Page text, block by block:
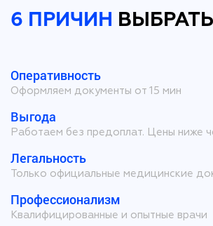
6 ПРИЧИН
Оперативность
Оформляем документы от 15 мин
Выгода
Работаем без предоплат. Цены ниже
Легальность
Только официальные медицинские
Профессионализм
Квалифицированные и опытные врачи